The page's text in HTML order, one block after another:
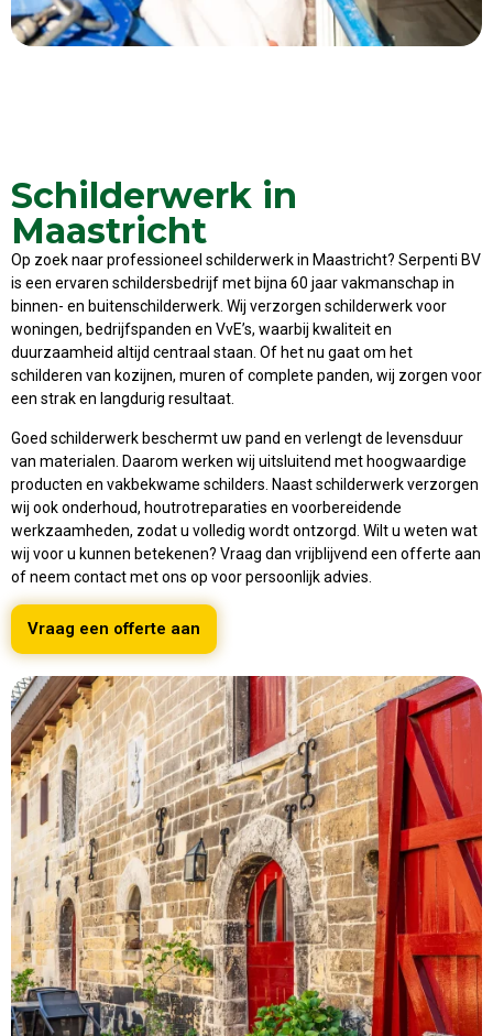
Schilderwerk in
Maastricht
Op zoek naar professioneel schilderwerk in Maastricht? Serpenti BV
is een ervaren schildersbedrijf met bijna 60 jaar vakmanschap in
binnen- en buitenschilderwerk. Wij verzorgen schilderwerk voor
woningen, bedrijfspanden en VvE’s, waarbij kwaliteit en
duurzaamheid altijd centraal staan. Of het nu gaat om het
schilderen van kozijnen, muren of complete panden, wij zorgen voor
een strak en langdurig resultaat.
Goed schilderwerk beschermt uw pand en verlengt de levensduur
van materialen. Daarom werken wij uitsluitend met hoogwaardige
producten en vakbekwame schilders. Naast schilderwerk verzorgen
wij ook onderhoud, houtrotreparaties en voorbereidende
werkzaamheden, zodat u volledig wordt ontzorgd. Wilt u weten wat
wij voor u kunnen betekenen? Vraag dan vrijblijvend een offerte aan
of neem contact met ons op voor persoonlijk advies.
Vraag een offerte aan